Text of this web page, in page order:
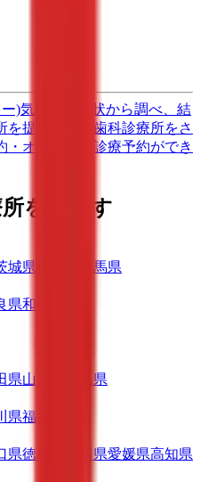
)気になる症状から調べ、結
提案します
歯科診療所をさ
・オンライン診療予約ができ
をさがす
城県
群馬県
県和歌山県
県山形県
福島県
県福井県
県徳島県 香川県愛媛県高知県